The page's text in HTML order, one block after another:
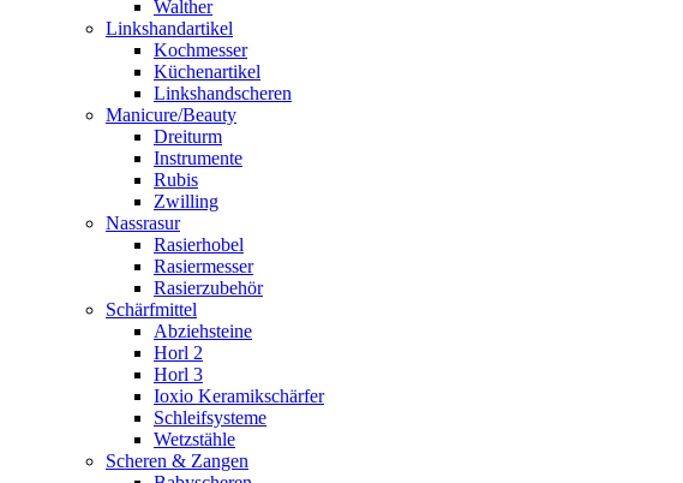
Walther
Linkshandartikel
Kochmesser
Küchenartikel
Linkshandscheren
Manicure/Beauty
Dreiturm
Instrumente
Rubis
Zwilling
Nassrasur
Rasierhobel
Rasiermesser
Rasierzubehör
Schärfmittel
Abziehsteine
Horl 2
Horl 3
Ioxio Keramikschärfer
Schleifsysteme
Wetzstähle
Scheren & Zangen